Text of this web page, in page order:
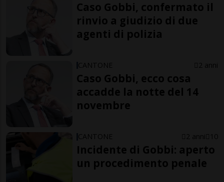
Caso Gobbi, confermato il
rinvio a giudizio di due
agenti di polizia
CANTONE 2 anni
Caso Gobbi, ecco cosa
accadde la notte del 14
novembre
CANTONE 2 anni 10
Incidente di Gobbi: aperto
un procedimento penale